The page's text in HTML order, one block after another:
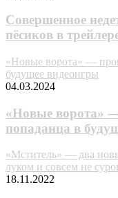
Совершенное
пёсиков в
«Новые ворота» —
будущее видеоигры
04.03.2024
«Новые ворота»
попаданца в
«Мститель» — два
луком и совсем не
18.11.2022